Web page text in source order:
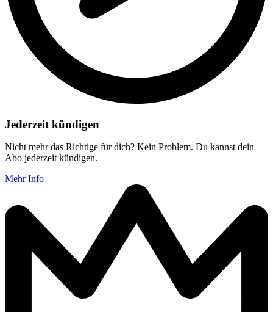
Jederzeit kündigen
Nicht mehr das Richtige für dich? Kein Problem. Du kannst dein
Abo jederzeit kündigen.
Mehr Info